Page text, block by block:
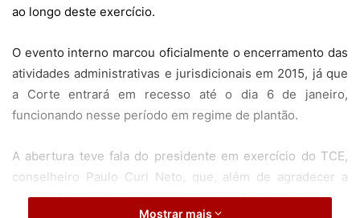
ao longo deste exercício.
O evento interno marcou oficialmente o encerramento das
atividades administrativas e jurisdicionais em 2015, já que
a Corte entrará em recesso até o dia 6 de janeiro,
funcionando nesse período em regime de plantão.
A abertura teve fala do presidente em exercício do TCE,
conselheiro Paulo Curi Neto, que, além de agradecer a
dedicação de todos ao longo do ano, enfatizou a harmonia
Mostrar mais